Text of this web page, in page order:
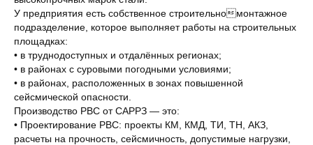
У предприятия есть собственное строительномонтажное
подразделение, которое выполняет работы на строительных
площадках:
• в труднодоступных и отдалённых регионах;
• в районах с суровыми погодными условиями;
• в районах, расположенных в зонах повышенной
сейсмической опасности.
Производство РВС от САРРЗ — это:
• Проектирование РВС: проекты КМ, КМД, ТИ, ТН, АКЗ,
расчеты на прочность, сейсмичность, допустимые нагрузки,